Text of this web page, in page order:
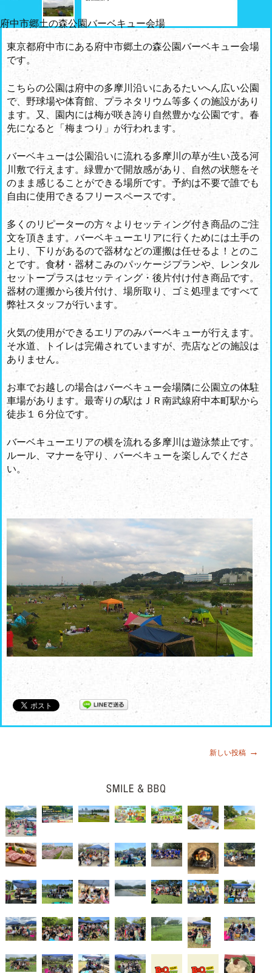
府中市郷土の森公園バーベキュー会場
東京都府中市にある府中市郷土の森公園バーベキュー会場
です。
こちらの公園は府中の多摩川沿いにあるたいへん広い公園
で、野球場や体育館、プラネタリウム等多くの施設があり
ます。又、園内には梅が咲き誇り自然豊かな公園です。春
先になると「梅まつり」が行われます。
バーベキューは公園沿いに流れる多摩川の草が生い茂る河
川敷で行えます。緑豊かで開放感があり、自然の状態をそ
のまま感じることができる場所です。予約は不要で誰でも
自由に使用できるフリースペースです。
多くのリピーターの方々よりセッティング付き商品のご注
文を頂きます。バーベキューエリアに行くためには土手の
上り、下りがあるので器材などの運搬は任せるよ！とのこ
とです。食材・器材こみのパッケージプランや、レンタル
セットープラスはセッティング・後片付け付き商品です。
器材の運搬から後片付け、場所取り、ゴミ処理まですべて
弊社スタッフが行います。
火気の使用ができるエリアのみバーベキューが行えます。
そ水道、トイレは完備されていますが、売店などの施設は
ありません。
お車でお越しの場合はバーベキュー会場隣に公園立の体駐
車場があります。最寄りの駅はＪＲ南武線府中本町駅から
徒歩１６分位です。
バーベキューエリアの横を流れる多摩川は遊泳禁止です。
ルール、マナーを守り、バーベキューを楽しんでくださ
い。
ビ
ゲ
ー
シ
ョ
ン
新しい投稿 →